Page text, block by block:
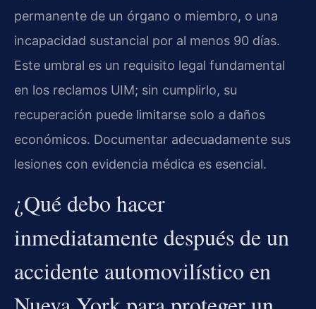
permanente de un órgano o miembro, o una
incapacidad sustancial por al menos 90 días.
Este umbral es un requisito legal fundamental
en los reclamos UIM; sin cumplirlo, su
recuperación puede limitarse solo a daños
económicos. Documentar adecuadamente sus
lesiones con evidencia médica es esencial.
¿Qué debo hacer
inmediatamente después de un
accidente automovilístico en